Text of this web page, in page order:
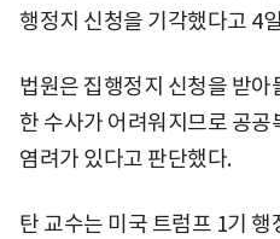
행정지 신청을 기각했다고 4
법원은 집행정지 신청을 받아
한 수사가 어려워지므로 공
염려가 있다고 판단했다.
탄 교수는 미국 트럼프 1기